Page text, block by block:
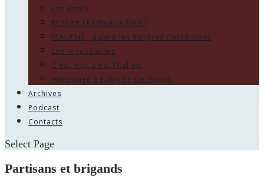
Les Ritals
Et si on chantait la Paix ?
ITALIENS , quand les émigrés c’était nous
Les Inoubliables
C’est moi, c’est l’italien
Hommage à Fabrizio De André
Archives
Podcast
Contacts
Select Page
Partisans et brigands